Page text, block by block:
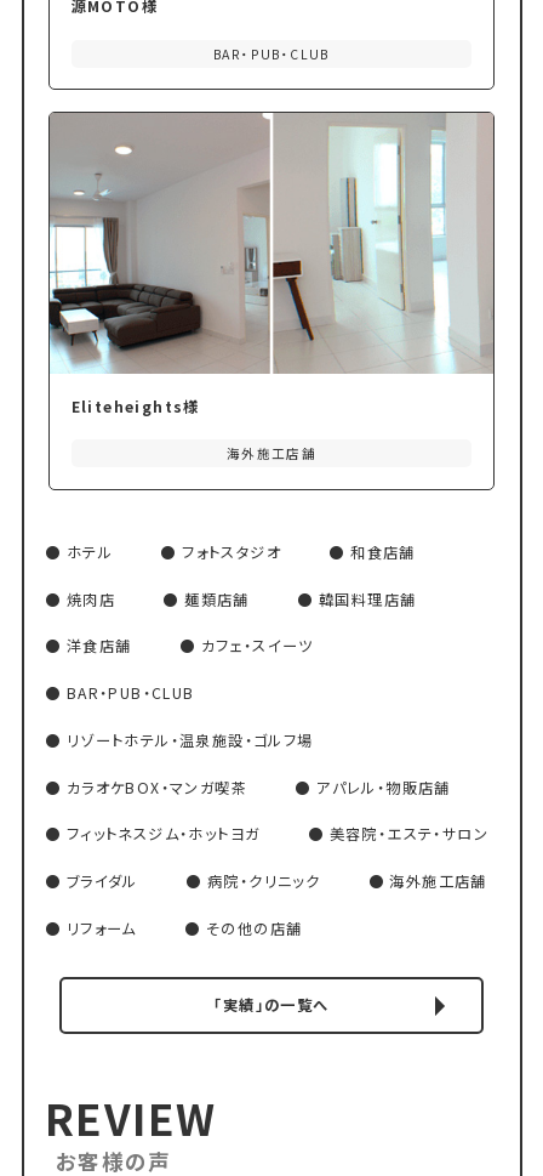
源MOTO様
BAR・PUB・CLUB
Eliteheights様
海外施工店舗
ホテル フォトスタジオ 和食店舗
焼肉店 麺類店舗 韓国料理店舗
洋食店舗 カフェ・スイーツ
BAR・PUB・CLUB
リゾートホテル・温泉施設・ゴルフ場
カラオケBOX・マンガ喫茶 アパレル・物販店舗
フィットネスジム・ホットヨガ 美容院・エステ・サロン
ブライダル 病院・クリニック 海外施工店舗
リフォーム その他の店舗
「実績」の一覧へ
REVIEW
お客様の声